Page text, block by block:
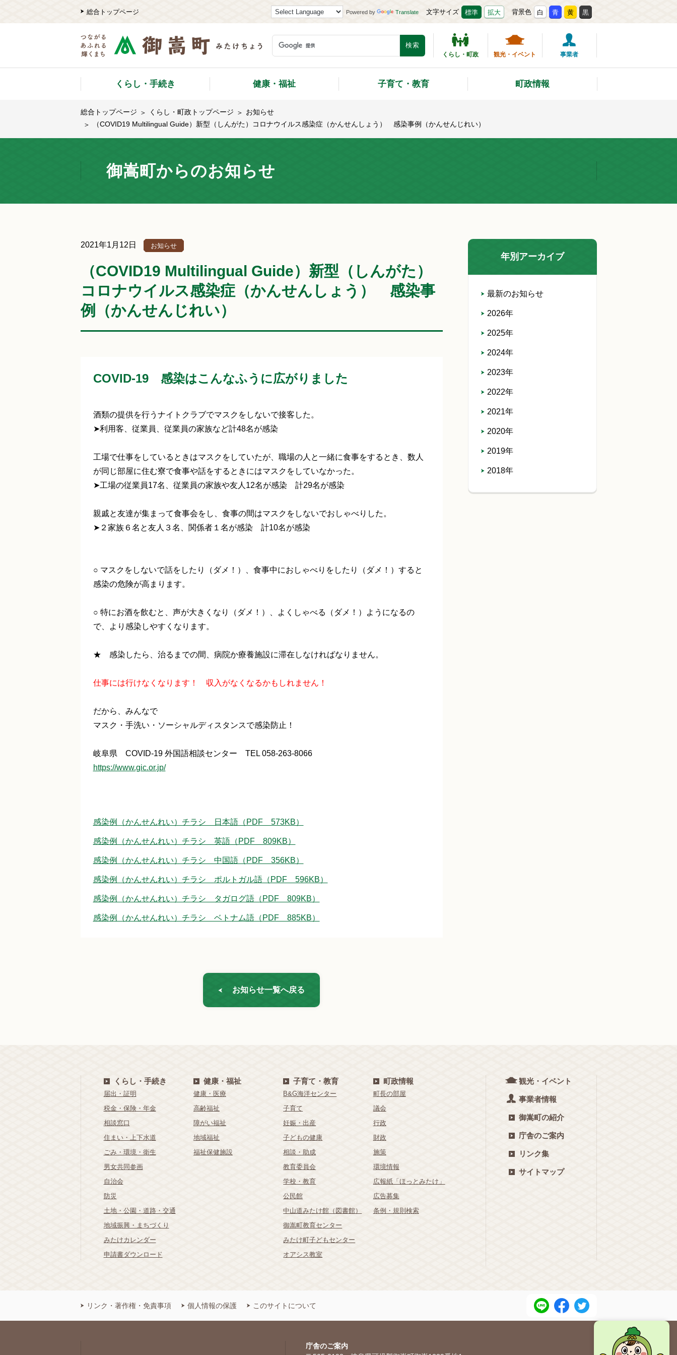
総合トップページ Powered by Translate 文字サイズ 標準 拡大 背景色 白 青 黄 黒
くらし・町政 観光・イベント 事業者
くらし・手続き 健康・福祉 子育て・教育 町政情報
総合トップページ くらし・町政トップページ
お知らせ
（COVID19 Multilingual Guide）新型（しんがた）コロナウイルス感染症（かんせんしょう） 感染事例（かんせんじれい）
御嵩町からのお知らせ
2021年1月12日 お知らせ
（COVID19 Multilingual Guide）新型（しんがた）
コロナウイルス感染症（かんせんしょう） 感染事
例（かんせんじれい）
COVID-19 感染はこんなふうに広がりました
酒類の提供を行うナイトクラブでマスクをしないで接客した。
➤利用客、従業員、従業員の家族など計48名が感染
工場で仕事をしているときはマスクをしていたが、職場の人と一緒に食事をするとき、数人
が同じ部屋に住む寮で食事や話をするときにはマスクをしていなかった。
➤工場の従業員17名、従業員の家族や友人12名が感染 計29名が感染
親戚と友達が集まって食事会をし、食事の間はマスクをしないでおしゃべりした。
➤２家族６名と友人３名、関係者１名が感染 計10名が感染
○ マスクをしないで話をしたり（ダメ！）、食事中におしゃべりをしたり（ダメ！）すると
感染の危険が高まります。
○ 特にお酒を飲むと、声が大きくなり（ダメ！）、よくしゃべる（ダメ！）ようになるの
で、より感染しやすくなります。
★ 感染したら、治るまでの間、病院か療養施設に滞在しなければなりません。
仕事には行けなくなります！ 収入がなくなるかもしれません！
だから、みんなで
マスク・手洗い・ソーシャルディスタンスで感染防止！
岐阜県 COVID-19 外国語相談センター TEL 058-263-8066
https://www.gic.or.jp/
感染例（かんせんれい）チラシ 日本語（PDF 573KB）
感染例（かんせんれい）チラシ 英語（PDF 809KB）
感染例（かんせんれい）チラシ 中国語（PDF 356KB）
感染例（かんせんれい）チラシ ポルトガル語（PDF 596KB）
感染例（かんせんれい）チラシ タガログ語（PDF 809KB）
感染例（かんせんれい）チラシ ベトナム語（PDF 885KB）
お知らせ一覧へ戻る
年別アーカイブ
最新のお知らせ
2026年
2025年
2024年
2023年
2022年
2021年
2020年
2019年
2018年
くらし・手続き
届出・証明
税金・保険・年金
相談窓口
住まい・上下水道
ごみ・環境・衛生
男女共同参画
自治会
防災
土地・公園・道路・交通
地域振興・まちづくり
みたけカレンダー
申請書ダウンロード
健康・福祉
健康・医療
高齢福祉
障がい福祉
地域福祉
福祉保健施設
子育て・教育
B&G海洋センター
子育て
妊娠・出産
子どもの健康
相談・助成
教育委員会
学校・教育
公民館
中山道みたけ館（図書館）
御嵩町教育センター
みたけ町子どもセンター
オアシス教室
町政情報
町長の部屋
議会
行政
財政
施策
環境情報
広報紙「ほっとみたけ」
広告募集
条例・規則検索
観光・イベント
事業者情報
御嵩町の紹介
庁舎のご案内
リンク集
サイトマップ
リンク・著作権・免責事項 個人情報の保護 このサイトについて
庁舎のご案内